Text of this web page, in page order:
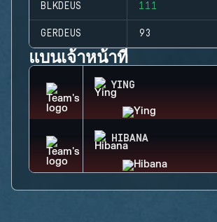
BLKDEUS 111
GERDEUS 93
แบนเจ้าหน้าที่
YING
HIBANA